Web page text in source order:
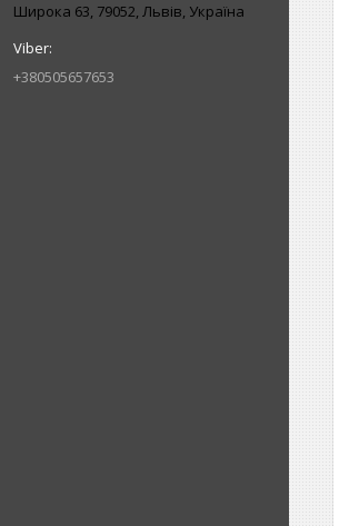
Широка 63, 79052, Львів, Україна
+380505657653